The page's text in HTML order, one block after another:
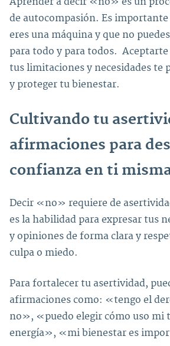
de autocompasión. Es importante
eres una máquina y que no
para todo y para todos.
tus limitaciones y necesidades te
y proteger tu bienestar.
Cultivando tu
afirmaciones para
confianza en ti
Decir «no» requiere de
es la habilidad para expresar tus
y opiniones de forma clara y
culpa o miedo.
Para fortalecer tu asertividad,
afirmaciones como: «tengo el
no», «puedo elegir cómo uso mi
energía», «mi bienestar es